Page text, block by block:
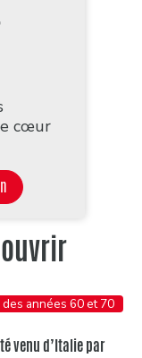
cœur
années 60 et 70
venu d’Italie par